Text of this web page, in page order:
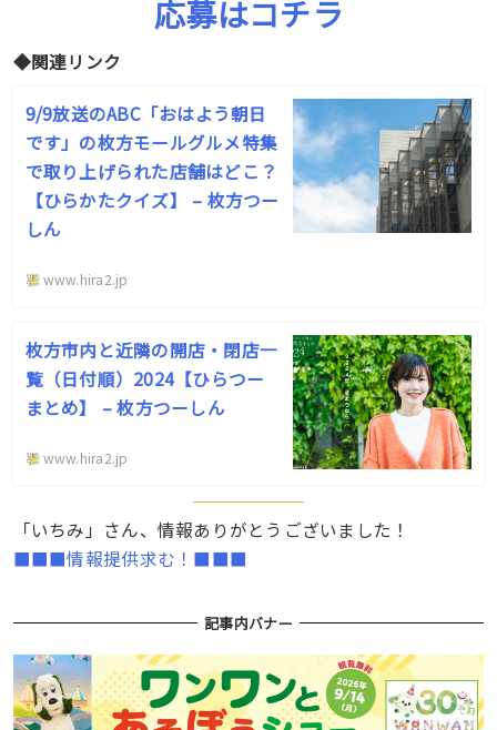
応募はコチラ
◆関連リンク
9/9放送のABC「おはよう朝日
です」の枚方モールグルメ特集
で取り上げられた店舗はどこ？
【ひらかたクイズ】 – 枚方つー
しん
www.hira2.jp
枚方市内と近隣の開店・閉店一
覧（日付順）2024【ひらつー
まとめ】 – 枚方つーしん
www.hira2.jp
「いちみ」さん、情報ありがとうございました！
■■■情報提供求む！■■■
記事内バナー